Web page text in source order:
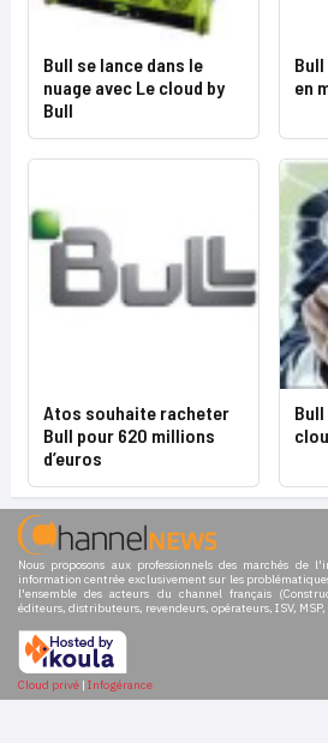
Bull se lance dans le
nuage avec Le cloud by
Bull
Bull
en
Atos souhaite racheter
Bull pour 620 millions
d’euros
Nous proposons aux professionnels des marchés de
information centrée exclusivement sur les
l'ensemble des acteurs du channel français
éditeurs, distributeurs, revendeurs, opérateurs, ISV, MSP,
Cloud privé | Infogérance